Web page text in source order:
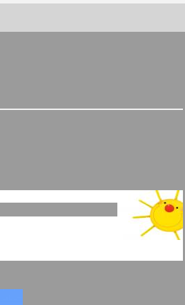
Varhanní recitál Michala Novenka v